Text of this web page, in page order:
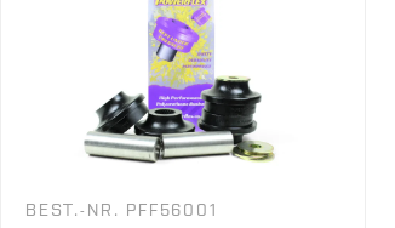
BEST.-NR. PFF56001